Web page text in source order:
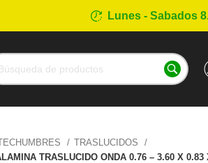
Lunes - Sabados
TRASLUCIDOS
TRASLUCIDO ONDA 0.76 – 3.60 X 0.83